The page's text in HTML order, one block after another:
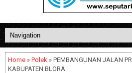
Home » Polek » PEMBANGUNAN JALAN
KABUPATEN BLORA